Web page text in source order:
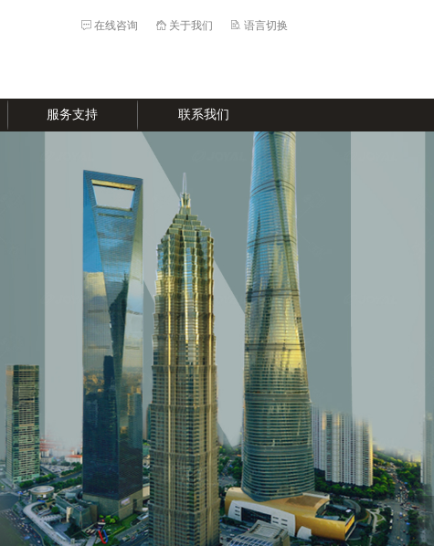
语言切换
关于我们
在线咨询
服务支持 联系我们